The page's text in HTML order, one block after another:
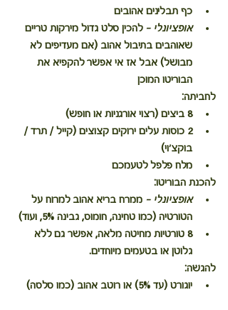
כף תבלינים אהובים
אופציונלי - להכין סלט גדול מירקות טריים
שאוהבים בתיבול אהוב (אם מעדיפים לא
מבושל) אבל אז אי אפשר להקפיא את
הבוריטו המוכן
לחביתה:
8 ביצים (רצוי אורגניות או חופש)
2 כוסות עלים ירוקים קצוצים (קייל / תרד /
בוקצ׳וי)
מלח פלפל לטעמכם
להכנת הבוריטו:
אופציונלי - ממרח בריא אהוב למרוח על
הטורטיה (כמו טחינה, חומוס, גבינה 5%, ועוד)
8 טורטיות מחיטה מלאה, אפשר גם ללא
גלוטן או בטעמים מיוחדים.
להגשה:
יוגורט (עד 5%) או רוטב אהוב (כמו סלסה)